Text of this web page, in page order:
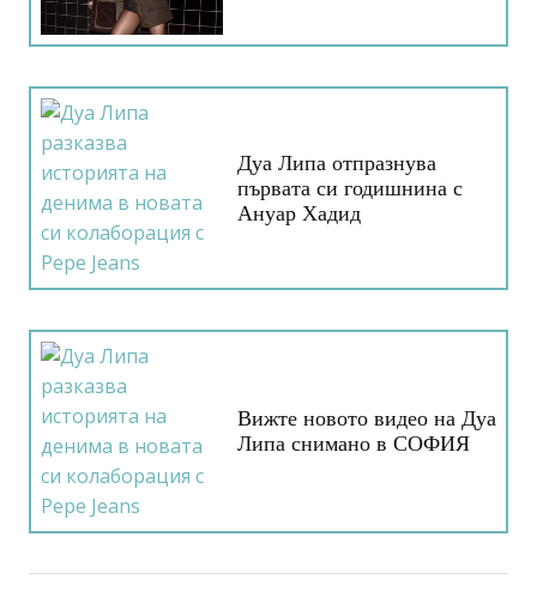
Дуа Липа отпразнува
първата си годишнина с
Ануар Хадид
Вижте новото видео на Дуа
Липа снимано в СОФИЯ